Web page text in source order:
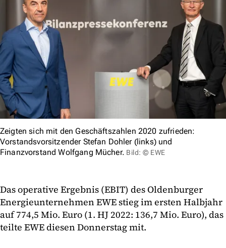
Zeigten sich mit den Geschäftszahlen 2020 zufrieden:
Vorstandsvorsitzender Stefan Dohler (links) und
Finanzvorstand Wolfgang Mücher. Bild: © EWE
Das operative Ergebnis (EBIT) des Oldenburger
Energieunternehmen EWE stieg im ersten Halbjahr
auf 774,5 Mio. Euro (1. HJ 2022: 136,7 Mio. Euro), das
teilte EWE diesen Donnerstag mit.